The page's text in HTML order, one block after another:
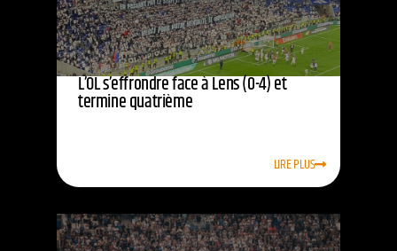
L’OL s’effrondre face à Lens (0-4) et
termine quatrième
LIRE PLUS